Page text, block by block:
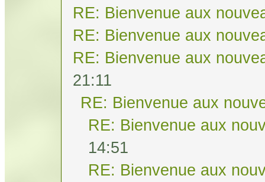
RE: Bienvenue aux
RE: Bienvenue aux
RE: Bienvenue aux
21:11
RE: Bienvenue aux
RE: Bienvenue aux
14:51
RE: Bienvenue aux